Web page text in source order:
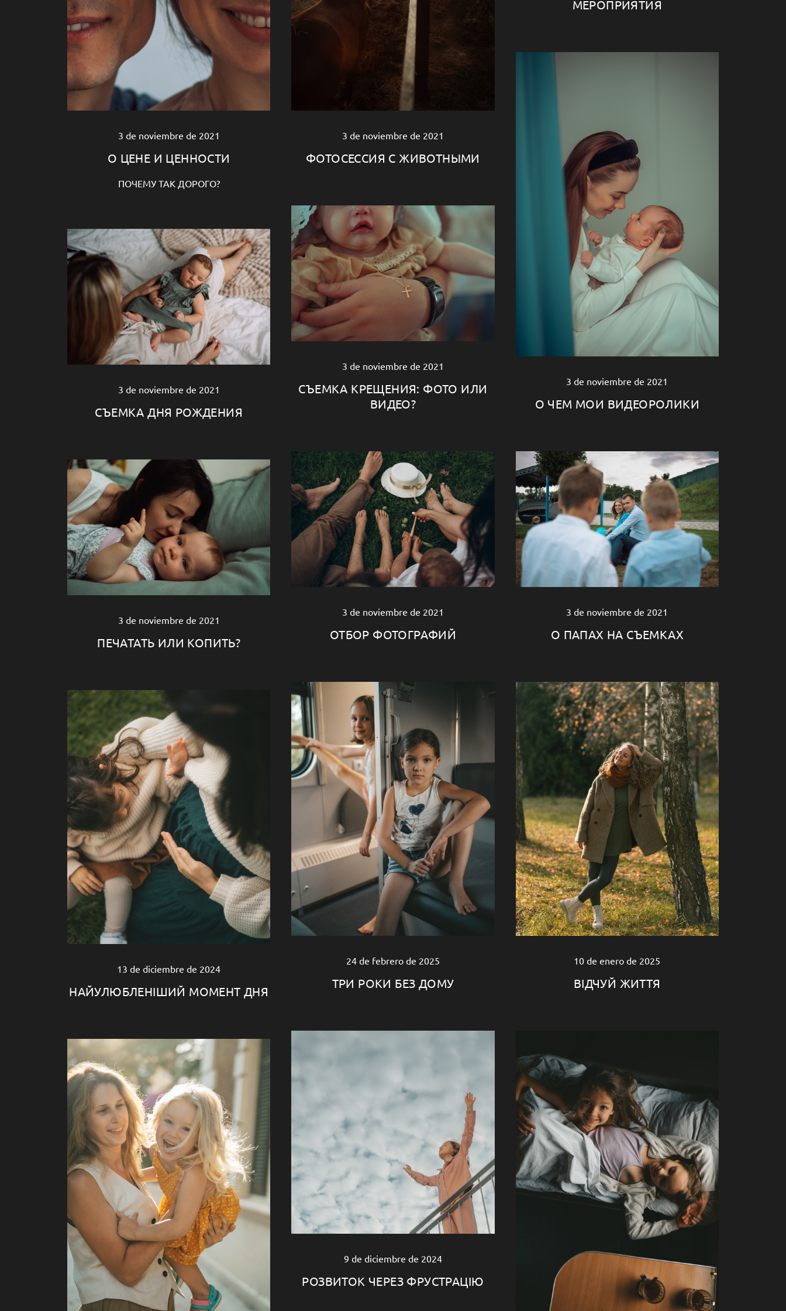
3 de noviembre de 2021
О ЦЕНЕ И ЦЕННОСТИ
ПОЧЕМУ ТАК ДОРОГО?
3 de noviembre de 2021
ФОТОСЕССИЯ С ЖИВОТНЫМИ
МЕРОПРИЯТИЯ
3 de noviembre de 2021
О ЧЕМ МОИ ВИДЕОРОЛИКИ
3 de noviembre de 2021
СЪЕМКА КРЕЩЕНИЯ: ФОТО ИЛИ
ВИДЕО?
3 de noviembre de 2021
СЪЕМКА ДНЯ РОЖДЕНИЯ
3 de noviembre de 2021
ОТБОР ФОТОГРАФИЙ
3 de noviembre de 2021
О ПАПАХ НА СЪЕМКАХ
3 de noviembre de 2021
ПЕЧАТАТЬ ИЛИ КОПИТЬ?
24 de febrero de 2025
ТРИ РОКИ БЕЗ ДОМУ
10 de enero de 2025
ВІДЧУЙ ЖИТТЯ
13 de diciembre de 2024
НАЙУЛЮБЛЕНІШИЙ МОМЕНТ ДНЯ
9 de diciembre de 2024
РОЗВИТОК ЧЕРЕЗ ФРУСТРАЦІЮ